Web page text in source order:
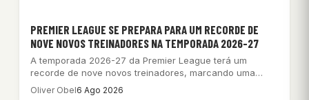
PREMIER LEAGUE SE PREPARA PARA UM RECORDE DE
NOVE NOVOS TREINADORES NA TEMPORADA 2026-27
A temporada 2026-27 da Premier League terá um
recorde de nove novos treinadores, marcando uma…
Oliver Obel6 Ago 2026